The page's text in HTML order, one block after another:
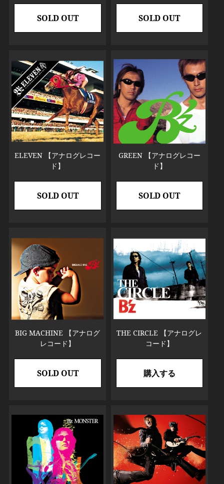
SOLD OUT SOLD OUT
ELEVEN 【アナログレコー
ド】
SOLD OUT
GREEN 【アナログレコー
ド】
SOLD OUT
BIG MACHINE 【アナログ
レコード】
SOLD OUT
THE CIRCLE 【アナログレ
コード】
購入する